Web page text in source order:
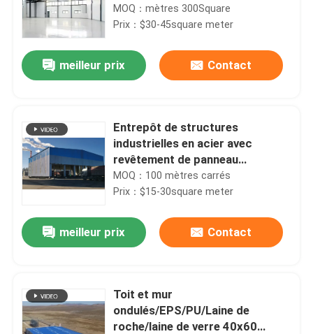
MOQ：mètres 300Square
Prix：$30-45square meter
meilleur prix Contact
Entrepôt de structures
industrielles en acier avec
revêtement de panneau
sandwich en EPS/laine de
roche/laine de fibre de verre/PU
MOQ：100 mètres carrés
Prix：$15-30square meter
meilleur prix Contact
Toit et mur
ondulés/EPS/PU/Laine de
roche/laine de verre 40x60